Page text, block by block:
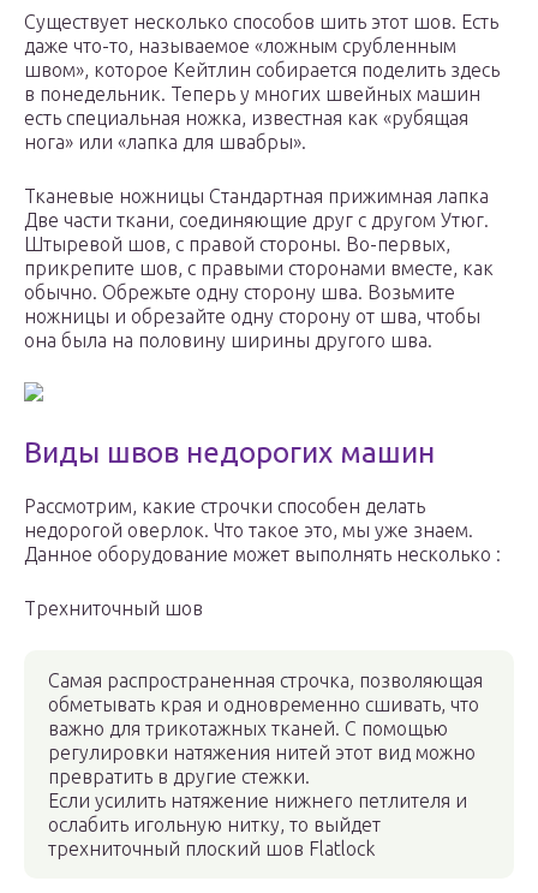
Существует несколько способов шить этот шов. Есть
даже что-то, называемое «ложным срубленным
швом», которое Кейтлин собирается поделить здесь
в понедельник. Теперь у многих швейных машин
есть специальная ножка, известная как «рубящая
нога» или «лапка для швабры».
Тканевые ножницы Стандартная прижимная лапка
Две части ткани, соединяющие друг с другом Утюг.
Штыревой шов, с правой стороны. Во-первых,
прикрепите шов, с правыми сторонами вместе, как
обычно. Обрежьте одну сторону шва. Возьмите
ножницы и обрезайте одну сторону от шва, чтобы
она была на половину ширины другого шва.
Виды швов недорогих машин
Рассмотрим, какие строчки способен делать
недорогой оверлок. Что такое это, мы уже знаем.
Данное оборудование может выполнять несколько :
Трехниточный шов
Самая распространенная строчка, позволяющая
обметывать края и одновременно сшивать, что
важно для трикотажных тканей. С помощью
регулировки натяжения нитей этот вид можно
превратить в другие стежки.
Если усилить натяжение нижнего петлителя и
ослабить игольную нитку, то выйдет
трехниточный плоский шов Flatlock